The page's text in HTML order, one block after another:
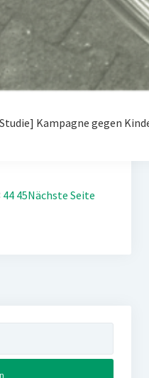
Kampagne gegen
44 45Nächste Seite